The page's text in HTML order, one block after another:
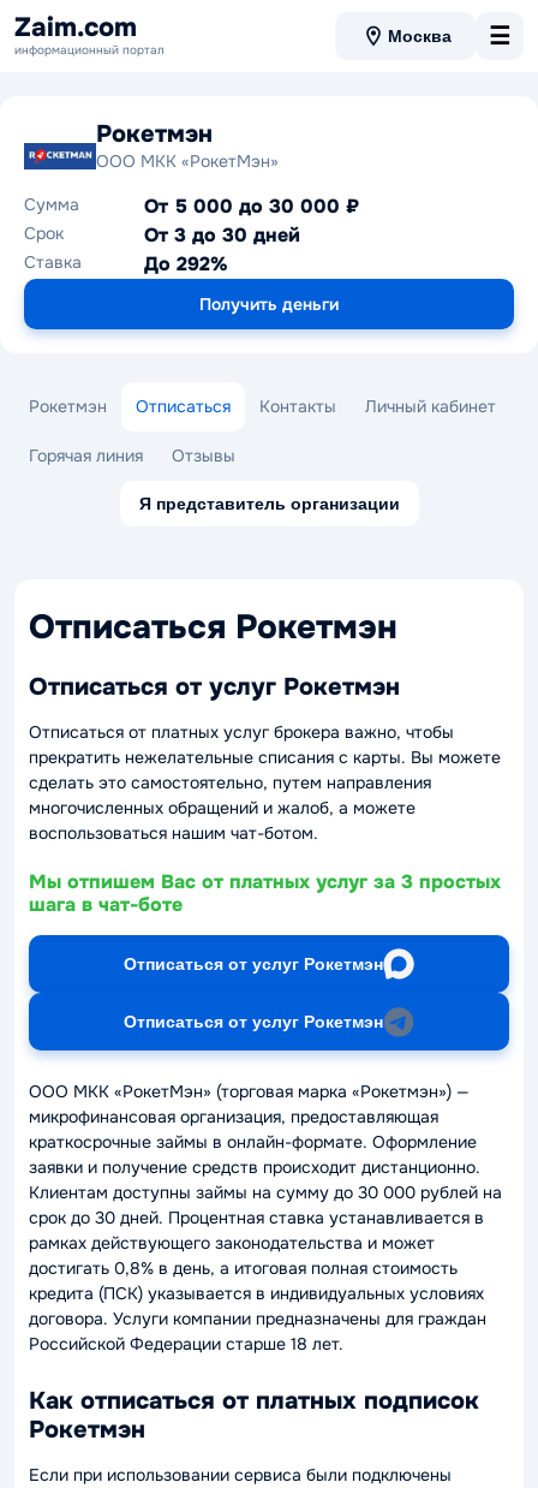
Zaim.com
информационный портал
Москва ☰
Рокетмэн
ООО МКК «РокетМэн»
Сумма
От 5 000 до 30 000 ₽
Срок От 3 до 30 дней
Ставка До 292%
Получить деньги
Рокетмэн Отписаться Контакты Личный кабинет
Горячая линия Отзывы
Я представитель организации
Отписаться Рокетмэн
Отписаться от услуг Рокетмэн
Отписаться от платных услуг брокера важно, чтобы
прекратить нежелательные списания с карты. Вы можете
сделать это самостоятельно, путем направления
многочисленных обращений и жалоб, а можете
воспользоваться нашим чат-ботом.
Мы отпишем Вас от платных услуг за 3 простых
шага в чат-боте
Отписаться от услуг Рокетмэн
Отписаться от услуг Рокетмэн
ООО МКК «РокетМэн» (торговая марка «Рокетмэн») —
микрофинансовая организация, предоставляющая
краткосрочные займы в онлайн-формате. Оформление
заявки и получение средств происходит дистанционно.
Клиентам доступны займы на сумму до 30 000 рублей на
срок до 30 дней. Процентная ставка устанавливается в
рамках действующего законодательства и может
достигать 0,8% в день, а итоговая полная стоимость
кредита (ПСК) указывается в индивидуальных условиях
договора. Услуги компании предназначены для граждан
Российской Федерации старше 18 лет.
Как отписаться от платных подписок
Рокетмэн
Если при использовании сервиса были подключены